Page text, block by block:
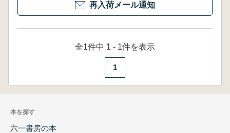
再入荷メール通知
全1件中 1 - 1件を表示
1
本を探す
六一書房の本